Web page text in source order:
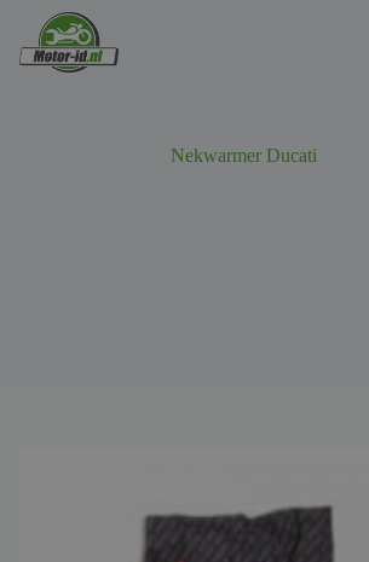
Nekwarmer Ducati